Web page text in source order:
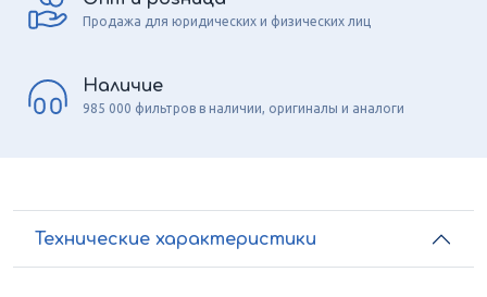
Продажа для юридических и физических лиц
Наличие
985 000 фильтров в наличии, оригиналы и аналоги
Технические характеристики